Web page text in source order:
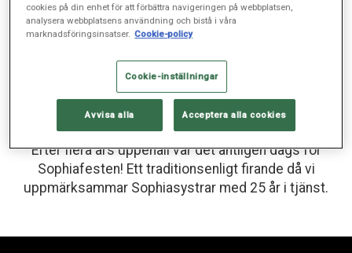
Sophiafesten – en högtid för
våra alumner
SOPHIAHEMMET, MAJ 31, 2023
Efter flera års uppehåll var det äntligen dags för
Sophiafesten! Ett traditionsenligt firande då vi
uppmärksammar Sophiasystrar med 25 år i tjänst.
cookies på din enhet för att förbättra navigeringen på webbplatsen,
analysera webbplatsens användning och bistå i våra
marknadsföringsinsatser. Cookie-policy
Cookie-inställningar
Avvisa alla Acceptera alla cookies